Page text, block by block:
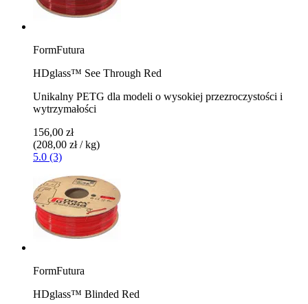
FormFutura
HDglass™ See Through Red
Unikalny PETG dla modeli o wysokiej przezroczystości i
wytrzymałości
156,00 zł
(208,00 zł / kg)
5.0 (3)
FormFutura
HDglass™ Blinded Red